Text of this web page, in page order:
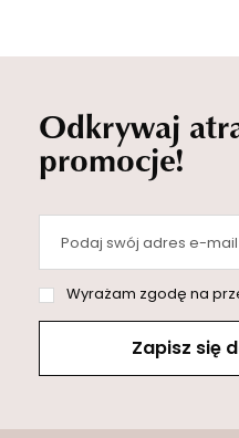
Odkrywaj
promocje!
Podaj swój adres e-mail
Wyrażam zgodę na przetwarzanie moich danych osobowych (adres
Zapisz się